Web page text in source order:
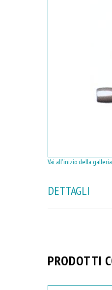
Vai all'inizio della galleria
DETTAGLI
PRODOTTI